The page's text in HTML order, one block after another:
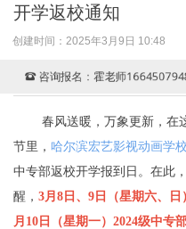
开学返校通知
创建时间： 2025年3月9日 10:48
春风送暖，万象更新，在
节里， 哈尔滨宏艺影视动画学校
中专部返校开学报到日。在此
醒， 3月8日、9日（星期六、日
月10日（星期一）2024级中专
뀰 咨询报名：霍老师